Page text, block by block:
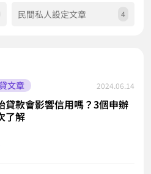
民間私人設定文章 4
文章 2024.06.14
貸款會影響信用嗎？3個申辦
了解